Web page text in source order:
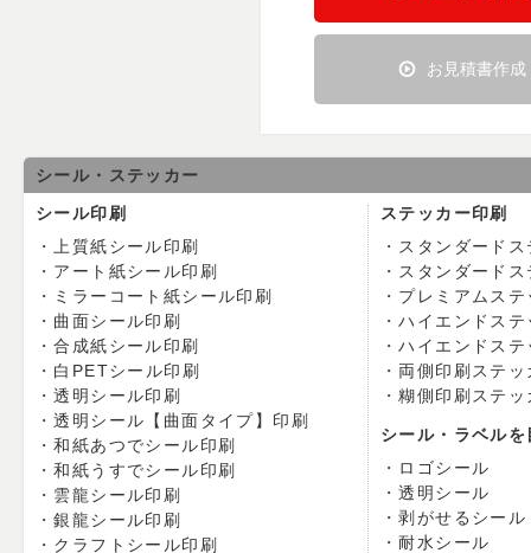
お見積書作成
シール・ステッカー
シール印刷
上質紙シール印刷
アート紙シール印刷
ミラーコート紙シール印刷
曲面シール印刷
合成紙シール印刷
白PETシール印刷
透明シール印刷
透明シール【曲面タイプ】印刷
和紙あつでシール印刷
和紙うすでシール印刷
雲龍シール印刷
銀龍シール印刷
クラフトシール印刷
ステッカー印刷
スタンダード
スタンダード
プレミアムステ
ハイエンドステ
ハイエンドス
両側印刷ステッ
糊側印刷ステッ
シール・ラベル
ロゴシール
透明シール
剥がせるシール
耐水シール